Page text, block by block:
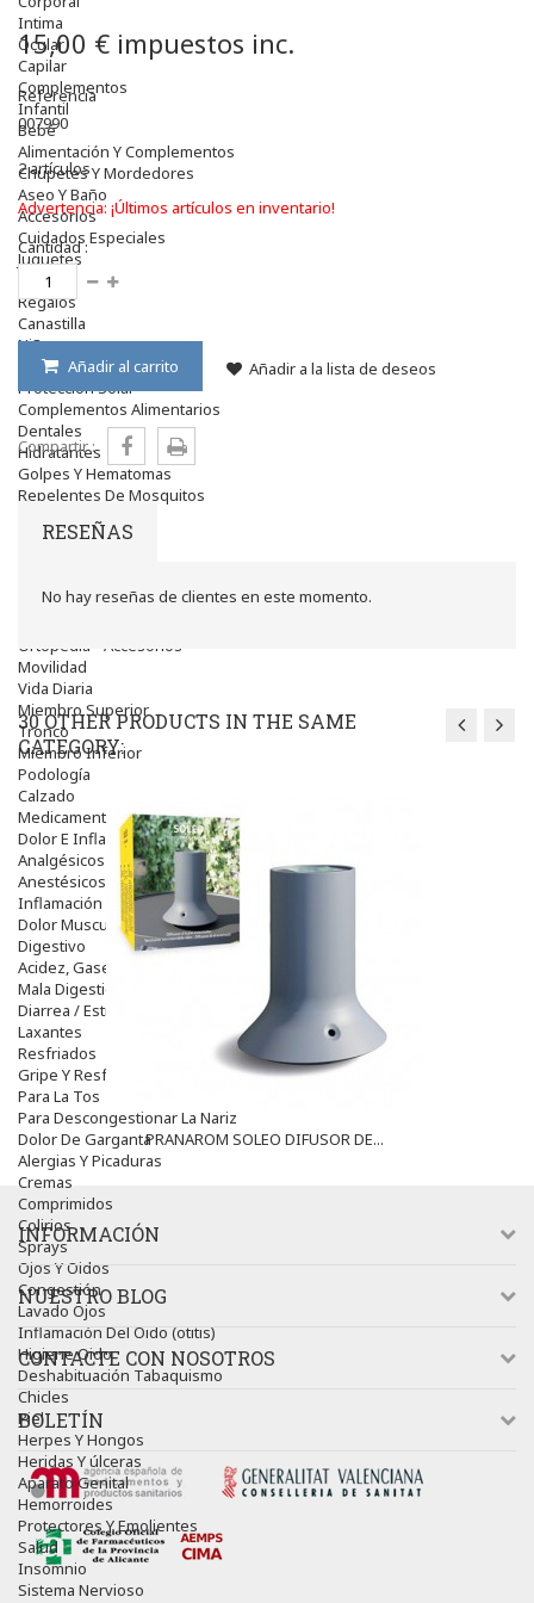
Intima
Ocular
Capilar
Complementos
Infantil
Bebé
Alimentación Y Complementos
Chupetes Y Mordedores
Aseo Y Baño
Accesorios
Cuidados Especiales
Juguetes
Mama
Regalos
Canastilla
Niños
Antipiojos
Protección Solar
Complementos Alimentarios
Dentales
Hidratantes
Golpes Y Hematomas
Repelentes De Mosquitos
Higiene
Colirios
Ortopedia - Accesorios
Movilidad
Vida Diaria
Miembro Superior
Tronco
Miembro Inferior
Podología
Calzado
Medicamentos
Dolor E Inflamación
Analgésicos
Anestésicos
Inflamación Articulaciones
Dolor Muscular / Articular
Digestivo
Acidez, Gases Y Ardores
Mala Digestion
Diarrea / Estreñimiento / Vómitos
Laxantes
Resfriados
Gripe Y Resfriados
Para La Tos
Para Descongestionar La Nariz
Dolor De Garganta
Alergias Y Picaduras
Cremas
Comprimidos
Colirios
Sprays
Ojos Y Oidos
Congestión
Lavado Ojos
Inflamación Del Oido (otitis)
Higiene Oido
Deshabituación Tabaquismo
Chicles
Piel
Herpes Y Hongos
Heridas Y úlceras
Aparato Genital
Hemorroides
Protectores Y Emolientes
Salud
Insomnio
Sistema Nervioso
15,00 € impuestos inc.
Referencia
007990
2artículos
Advertencia: ¡Últimos artículos en inventario!
Cantidad :
Añadir al carrito Añadir a la lista de deseos
Compartir :
RESEÑAS
No hay reseñas de clientes en este momento.
30 OTHER PRODUCTS IN THE SAME
CATEGORY:
PRANAROM SOLEO DIFUSOR DE...
INFORMACIÓN
NUESTRO BLOG
CONTACTE CON NOSOTROS
BOLETÍN